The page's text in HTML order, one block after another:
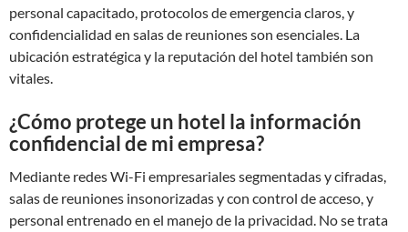
personal capacitado, protocolos de emergencia claros, y
confidencialidad en salas de reuniones son esenciales. La
ubicación estratégica y la reputación del hotel también son
vitales.
¿Cómo protege un hotel la información
confidencial de mi empresa?
Mediante redes Wi-Fi empresariales segmentadas y cifradas,
salas de reuniones insonorizadas y con control de acceso, y
personal entrenado en el manejo de la privacidad. No se trata